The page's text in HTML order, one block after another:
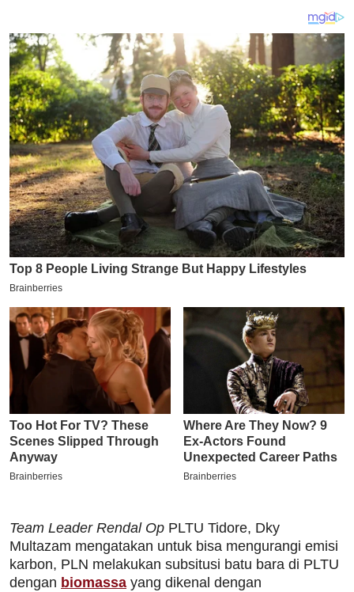
Team Leader Rendal Op PLTU Tidore, Dky
Multazam mengatakan untuk bisa mengurangi emisi
karbon, PLN melakukan subsitusi batu bara di PLTU
dengan biomassa yang dikenal dengan